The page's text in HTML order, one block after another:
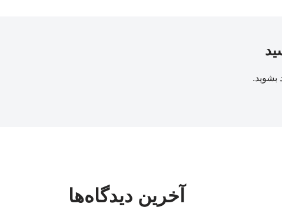
بشوید.
آخرین دیدگاه‌ها